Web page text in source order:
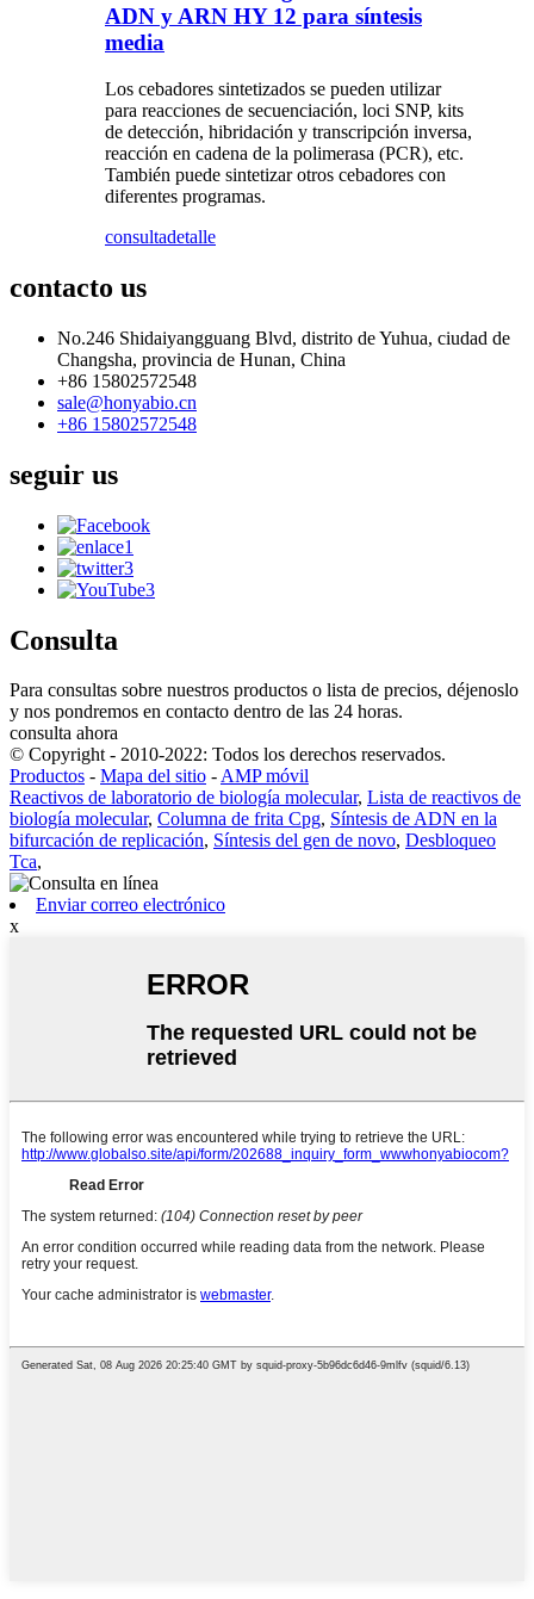
ADN y ARN HY 12 para síntesis
media
Los cebadores sintetizados se pueden utilizar
para reacciones de secuenciación, loci SNP, kits
de detección, hibridación y transcripción inversa,
reacción en cadena de la polimerasa (PCR), etc.
También puede sintetizar otros cebadores con
diferentes programas.
consultadetalle
contacto us
No.246 Shidaiyangguang Blvd, distrito de Yuhua, ciudad de
Changsha, provincia de Hunan, China
+86 15802572548
sale@honyabio.cn
+86 15802572548
seguir us
Consulta
Para consultas sobre nuestros productos o lista de precios, déjenoslo
y nos pondremos en contacto dentro de las 24 horas.
consulta ahora
© Copyright - 2010-2022: Todos los derechos reservados.
Productos - Mapa del sitio -AMP móvil
Reactivos de laboratorio de biología molecular, Lista de reactivos de
biología molecular, Columna de frita Cpg, Síntesis de ADN en la
bifurcación de replicación, Síntesis del gen de novo, Desbloqueo
Tca,
Enviar correo electrónico
x